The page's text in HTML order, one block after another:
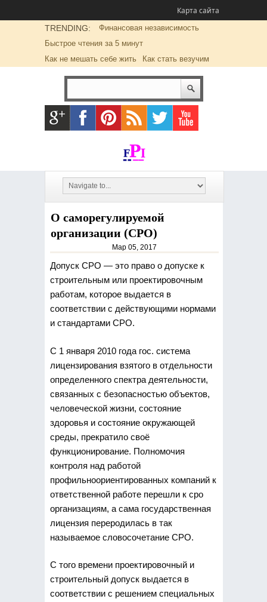
Карта сайта
TRENDING:
Финансовая независимость
Быстрое чтения за 5 минут
Как не мешать себе жить
Как стать везучим
О саморегулируемой
организации (СРО)
Мар 05, 2017
Допуск СРО — это право о допуске к
строительным или проектировочным
работам, которое выдается в
соответствии с действующими нормами
и стандартами СРО.
С 1 января 2010 года гос. система
лицензирования взятого в отдельности
определенного спектра деятельности,
связанных с безопасностью объектов,
человеческой жизни, состояние
здоровья и состояние окружающей
среды, прекратило своё
функционирование. Полномочия
контроля над работой
профильноориентированных компаний к
ответственной работе перешли к сро
организациям, а сама государственная
лицензия переродилась в так
называемое словосочетание СРО.
С того времени проектировочный и
строительный допуск выдается в
соответствии с решением специальных